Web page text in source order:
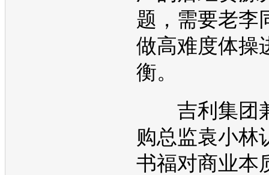
题，需要老李
做高难度体操
衡。
吉利 集团
购总监袁小林
书福对商业本